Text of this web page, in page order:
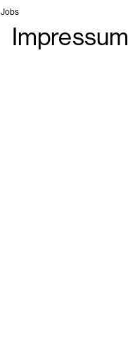
Jobs
Impressum